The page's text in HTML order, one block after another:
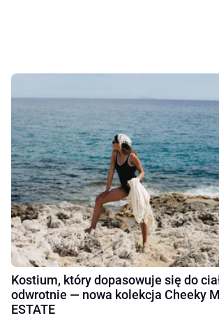
Kostium, który dopasowuje się do
odwrotnie — nowa kolekcja Cheeky
ESTATE